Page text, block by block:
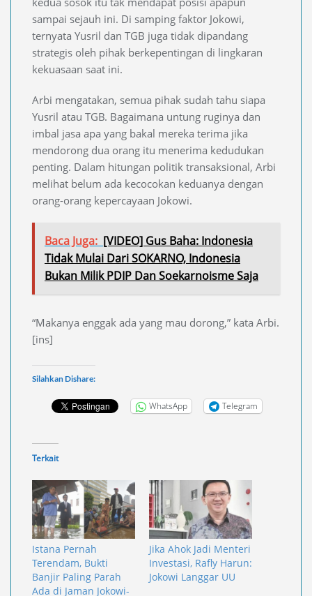
sampai sejauh ini. Di samping faktor Jokowi,
ternyata Yusril dan TGB juga tidak dipandang
strategis oleh pihak berkepentingan di lingkaran
kekuasaan saat ini.
Arbi mengatakan, semua pihak sudah tahu siapa
Yusril atau TGB. Bagaimana untung ruginya dan
imbal jasa apa yang bakal mereka terima jika
mendorong dua orang itu menerima kedudukan
penting. Dalam hitungan politik transaksional, Arbi
melihat belum ada kecocokan keduanya dengan
orang-orang kepercayaan Jokowi.
Baca Juga: [VIDEO] Gus Baha: Indonesia
Tidak Mulai Dari SOKARNO, Indonesia
Bukan Milik PDIP Dan Soekarnoisme Saja
“Makanya enggak ada yang mau dorong,” kata Arbi.
[ins]
Silahkan Dishare:
WhatsApp Telegram
Terkait
Istana Pernah
Terendam, Bukti
Banjir Paling Parah
Ada di Jaman Jokowi-
Jika Ahok Jadi Menteri
Investasi, Rafly Harun:
Jokowi Langgar UU